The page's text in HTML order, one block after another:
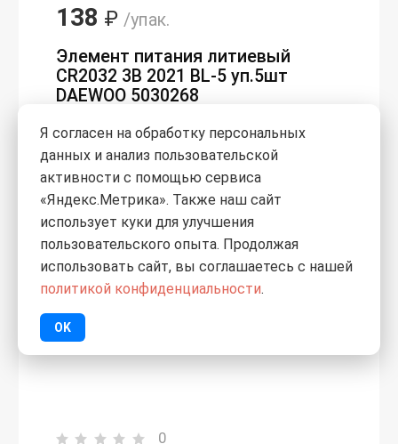
138 ₽ /упак.
Элемент питания литиевый
CR2032 3В 2021 BL-5 уп.5шт
DAEWOO 5030268
0
Я согласен на обработку персональных
данных и анализ пользовательской
активности с помощью сервиса
«Яндекс.Метрика». Также наш сайт
использует куки для улучшения
пользовательского опыта. Продолжая
использовать сайт, вы соглашаетесь с нашей
политикой конфиденциальности.
OK